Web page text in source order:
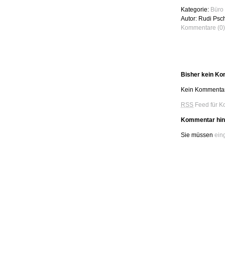
Kategorie:
Autor: Rudi
Kommentare (0)
Bisher kein
Kein
RSS Feed für
Kommentar
Sie müssen